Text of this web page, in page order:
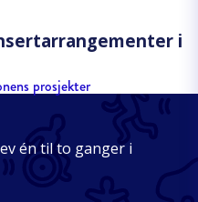
i
prosjekter
én til to ganger i